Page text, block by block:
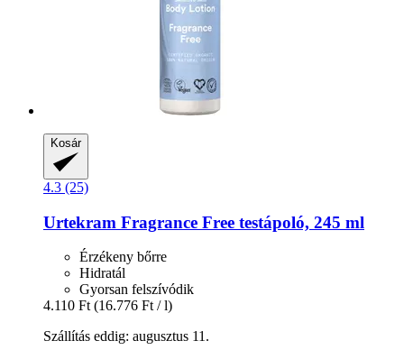
Kosár
4.3 (25)
Urtekram Fragrance Free testápoló, 245 ml
Érzékeny bőrre
Hidratál
Gyorsan felszívódik
4.110 Ft (16.776 Ft / l)
Szállítás eddig: augusztus 11.